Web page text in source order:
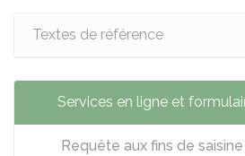
Textes de référence
Services en ligne et
Requête aux fins de